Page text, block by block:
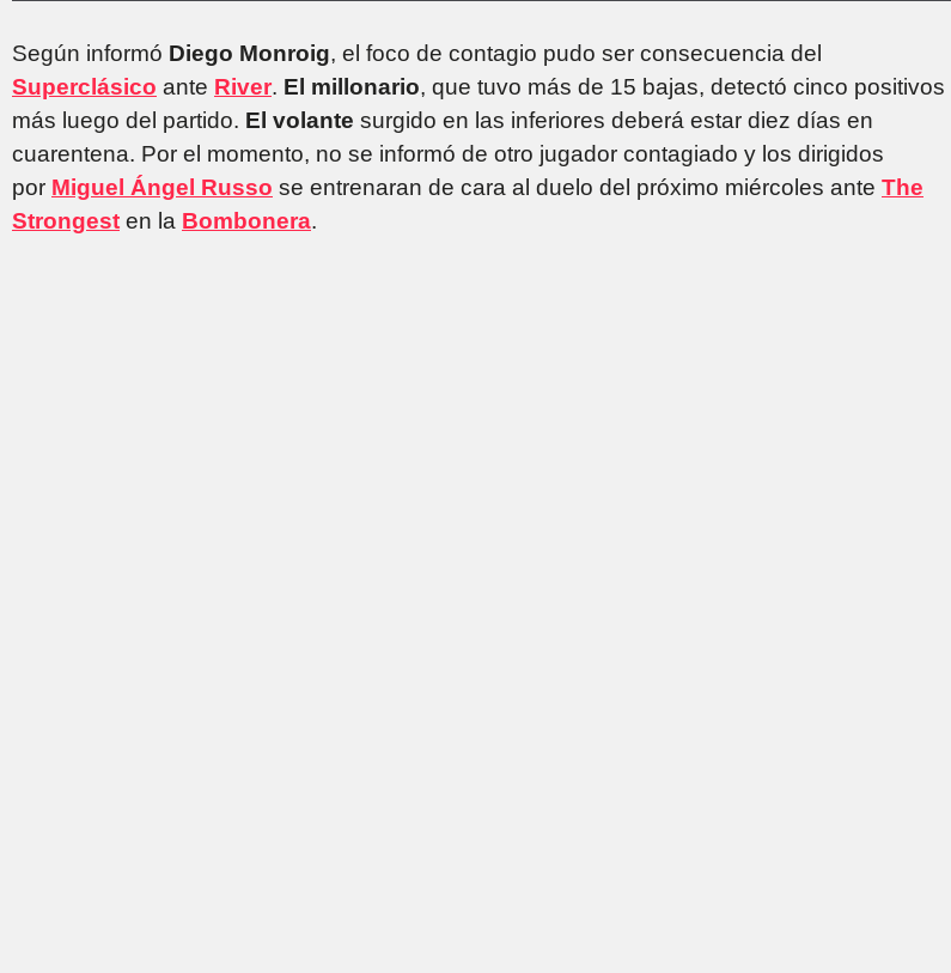
Según informó Diego Monroig, el foco de contagio pudo ser consecuencia del
Superclásico ante River. El millonario, que tuvo más de 15 bajas, detectó cinco positivos
más luego del partido. El volante surgido en las inferiores deberá estar diez días en
cuarentena. Por el momento, no se informó de otro jugador contagiado y los dirigidos
por Miguel Ángel Russo se entrenaran de cara al duelo del próximo miércoles ante The
Strongest en la Bombonera.